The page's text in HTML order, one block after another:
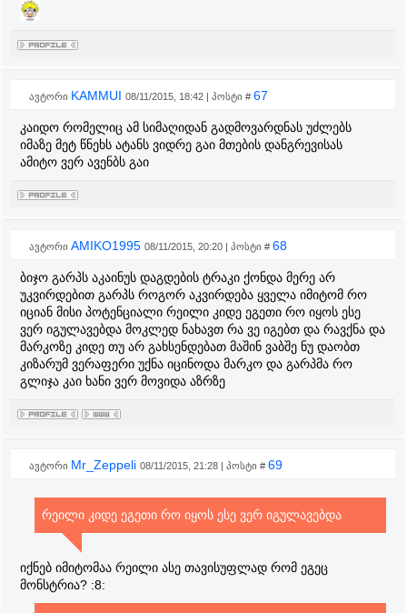
ავტორი KAMMUI 08/11/2015, 18:42 | პოსტი # 67
კაიდო რომელიც ამ სიმაღიდან გადმოვარდნას უძლებს
იმაზე მეტ წნეხს ატანს ვიდრე გაი მთების დანგრევისას
ამიტო ვერ ავენბს გაი
ავტორი AMIKO1995 08/11/2015, 20:20 | პოსტი # 68
ბიჯო გარპს აკაინუს დაგდების ტრაკი ქონდა მერე არ
უკვირდებით გარპს როგორ აკვირდება ყველა იმიტომ რო
იციან მისი პოტენციალი რეილი კიდე ეგეთი რო იყოს ესე
ვერ იგულავებდა მოკლედ ნახავთ რა ვე იგებთ და რავქნა და
მარკოზე კიდე თუ არ გახსენდებათ მაშინ ვაბშე ნუ დაობთ
კიზარუმ ვერაფერი უქნა იცინოდა მარკო და გარპმა რო
გლიჯა კაი ხანი ვერ მოვიდა აზრზე
ავტორი Mr_Zeppeli 08/11/2015, 21:28 | პოსტი # 69
რეილი კიდე ეგეთი რო იყოს ესე ვერ იგულავებდა
იქნებ იმიტომაა რეილი ასე თავისუფლად რომ ეგეც
მონსტრია? :8: